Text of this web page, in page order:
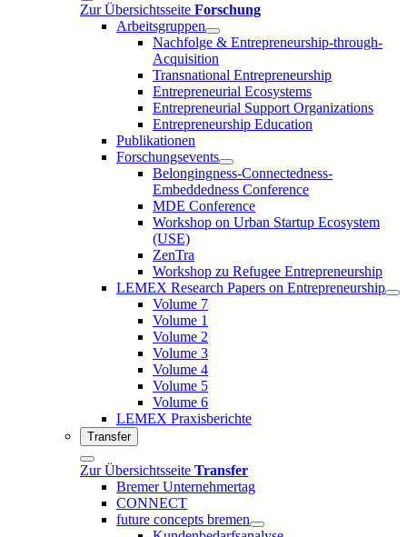
Zur Übersichtsseite Forschung
Arbeitsgruppen
Nachfolge & Entrepreneurship-through-
Acquisition
Transnational Entrepreneurship
Entrepreneurial Ecosystems
Entrepreneurial Support Organizations
Entrepreneurship Education
Publikationen
Forschungsevents
Belongingness-Connectedness-
Embeddedness Conference
MDE Conference
Workshop on Urban Startup Ecosystem
(USE)
ZenTra
Workshop zu Refugee Entrepreneurship
LEMEX Research Papers on Entrepreneurship
Volume 7
Volume 1
Volume 2
Volume 3
Volume 4
Volume 5
Volume 6
LEMEX Praxisberichte
Transfer
Zur Übersichtsseite Transfer
Bremer Unternehmertag
CONNECT
future concepts bremen